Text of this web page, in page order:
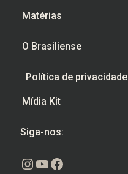
Matérias
O Brasiliense
Política de privacidade
Mídia Kit
Siga-nos:
Instagram
Youtube
Facebook